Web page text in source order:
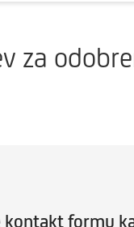
za
kontakt formu